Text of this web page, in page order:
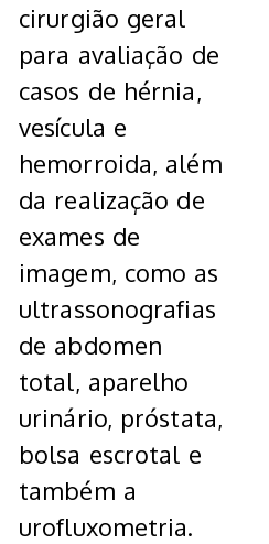
cirurgião geral
para avaliação de
casos de hérnia,
vesícula e
hemorroida, além
da realização de
exames de
imagem, como as
ultrassonografias
de abdomen
total, aparelho
urinário, próstata,
bolsa escrotal e
também a
urofluxometria.